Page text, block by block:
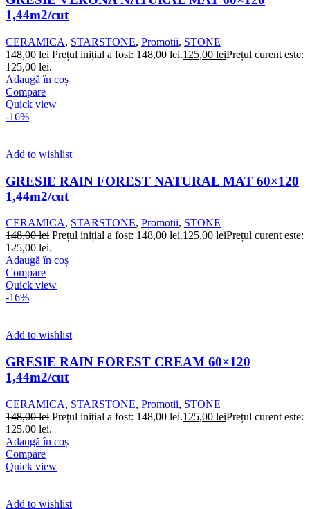
1,44m2/cut
CERAMICA, STARSTONE, Promotii, STONE
148,00lei Prețul inițial a fost: 148,00 lei.125,00 leiPrețul curent este:
125,00 lei.
Adaugă în coș
Compare
Quick view
-16%
Add to wishlist
GRESIE RAIN FOREST NATURAL MAT 60×120
1,44m2/cut
CERAMICA, STARSTONE, Promotii, STONE
148,00lei Prețul inițial a fost: 148,00 lei.125,00 leiPrețul curent este:
125,00 lei.
Adaugă în coș
Compare
Quick view
-16%
Add to wishlist
GRESIE RAIN FOREST CREAM 60×120
1,44m2/cut
CERAMICA, STARSTONE, Promotii, STONE
148,00lei Prețul inițial a fost: 148,00 lei.125,00 leiPrețul curent este:
125,00 lei.
Adaugă în coș
Compare
Quick view
Add to wishlist